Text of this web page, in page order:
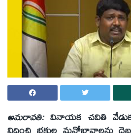
అమరావతి:వినాయక చవితి